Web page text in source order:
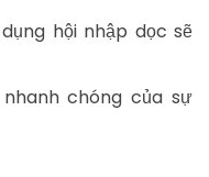
hội nhập dọc sẽ
chóng của sự